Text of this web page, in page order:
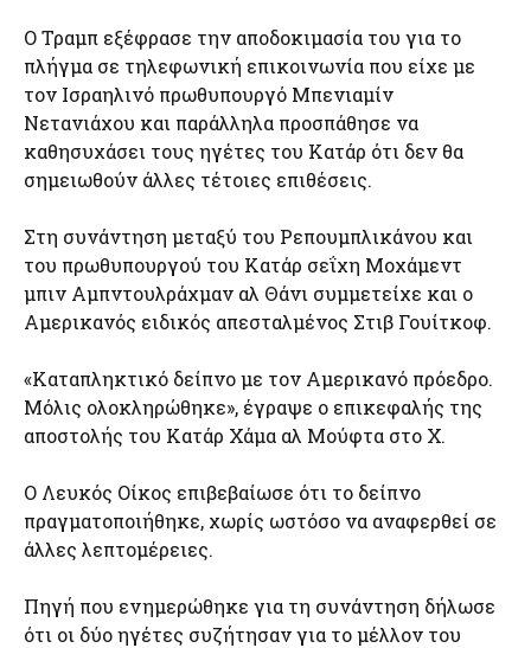
Ο Τραμπ εξέφρασε την αποδοκιμασία του για το
πλήγμα σε τηλεφωνική επικοινωνία που είχε με
τον Ισραηλινό πρωθυπουργό Μπενιαμίν
Νετανιάχου και παράλληλα προσπάθησε να
καθησυχάσει τους ηγέτες του Κατάρ ότι δεν θα
σημειωθούν άλλες τέτοιες επιθέσεις.
Στη συνάντηση μεταξύ του Ρεπουμπλικάνου και
του πρωθυπουργού του Κατάρ σεΐχη Μοχάμεντ
μπιν Αμπντουλράχμαν αλ Θάνι συμμετείχε και ο
Αμερικανός ειδικός απεσταλμένος Στιβ Γουίτκοφ.
«Καταπληκτικό δείπνο με τον Αμερικανό πρόεδρο.
Μόλις ολοκληρώθηκε», έγραψε ο επικεφαλής της
αποστολής του Κατάρ Χάμα αλ Μούφτα στο Χ.
Ο Λευκός Οίκος επιβεβαίωσε ότι το δείπνο
πραγματοποιήθηκε, χωρίς ωστόσο να αναφερθεί σε
άλλες λεπτομέρειες.
Πηγή που ενημερώθηκε για τη συνάντηση δήλωσε
ότι οι δύο ηγέτες συζήτησαν για το μέλλον του